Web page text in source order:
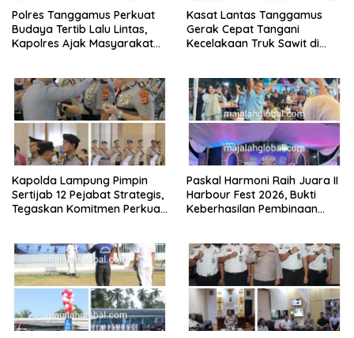
Polres Tanggamus Perkuat
Budaya Tertib Lalu Lintas,
Kapolres Ajak Masyarakat
Siger Lampung Presisi
Kasat Lantas Tanggamus
Gerak Cepat Tangani
Kecelakaan Truk Sawit di
Kapolda Lampung Pimpin
Sertijab 12 Pejabat Strategis,
Tegaskan Komitmen Perkuat
Paskal Harmoni Raih Juara II
Harbour Fest 2026, Bukti
Keberhasilan Pembinaan